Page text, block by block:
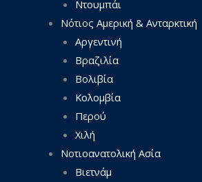
Ντουμπάι
Νότιος Αμερική & Ανταρκτική
Αργεντινή
Βραζιλία
Βολιβία
Κολομβία
Περού
Χιλή
Νοτιοανατολική Ασία
Βιετνάμ